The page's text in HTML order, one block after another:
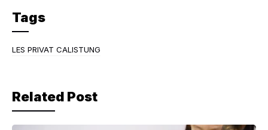
c
e
b
o
k
Tags
LES PRIVAT CALISTUNG
Related Post